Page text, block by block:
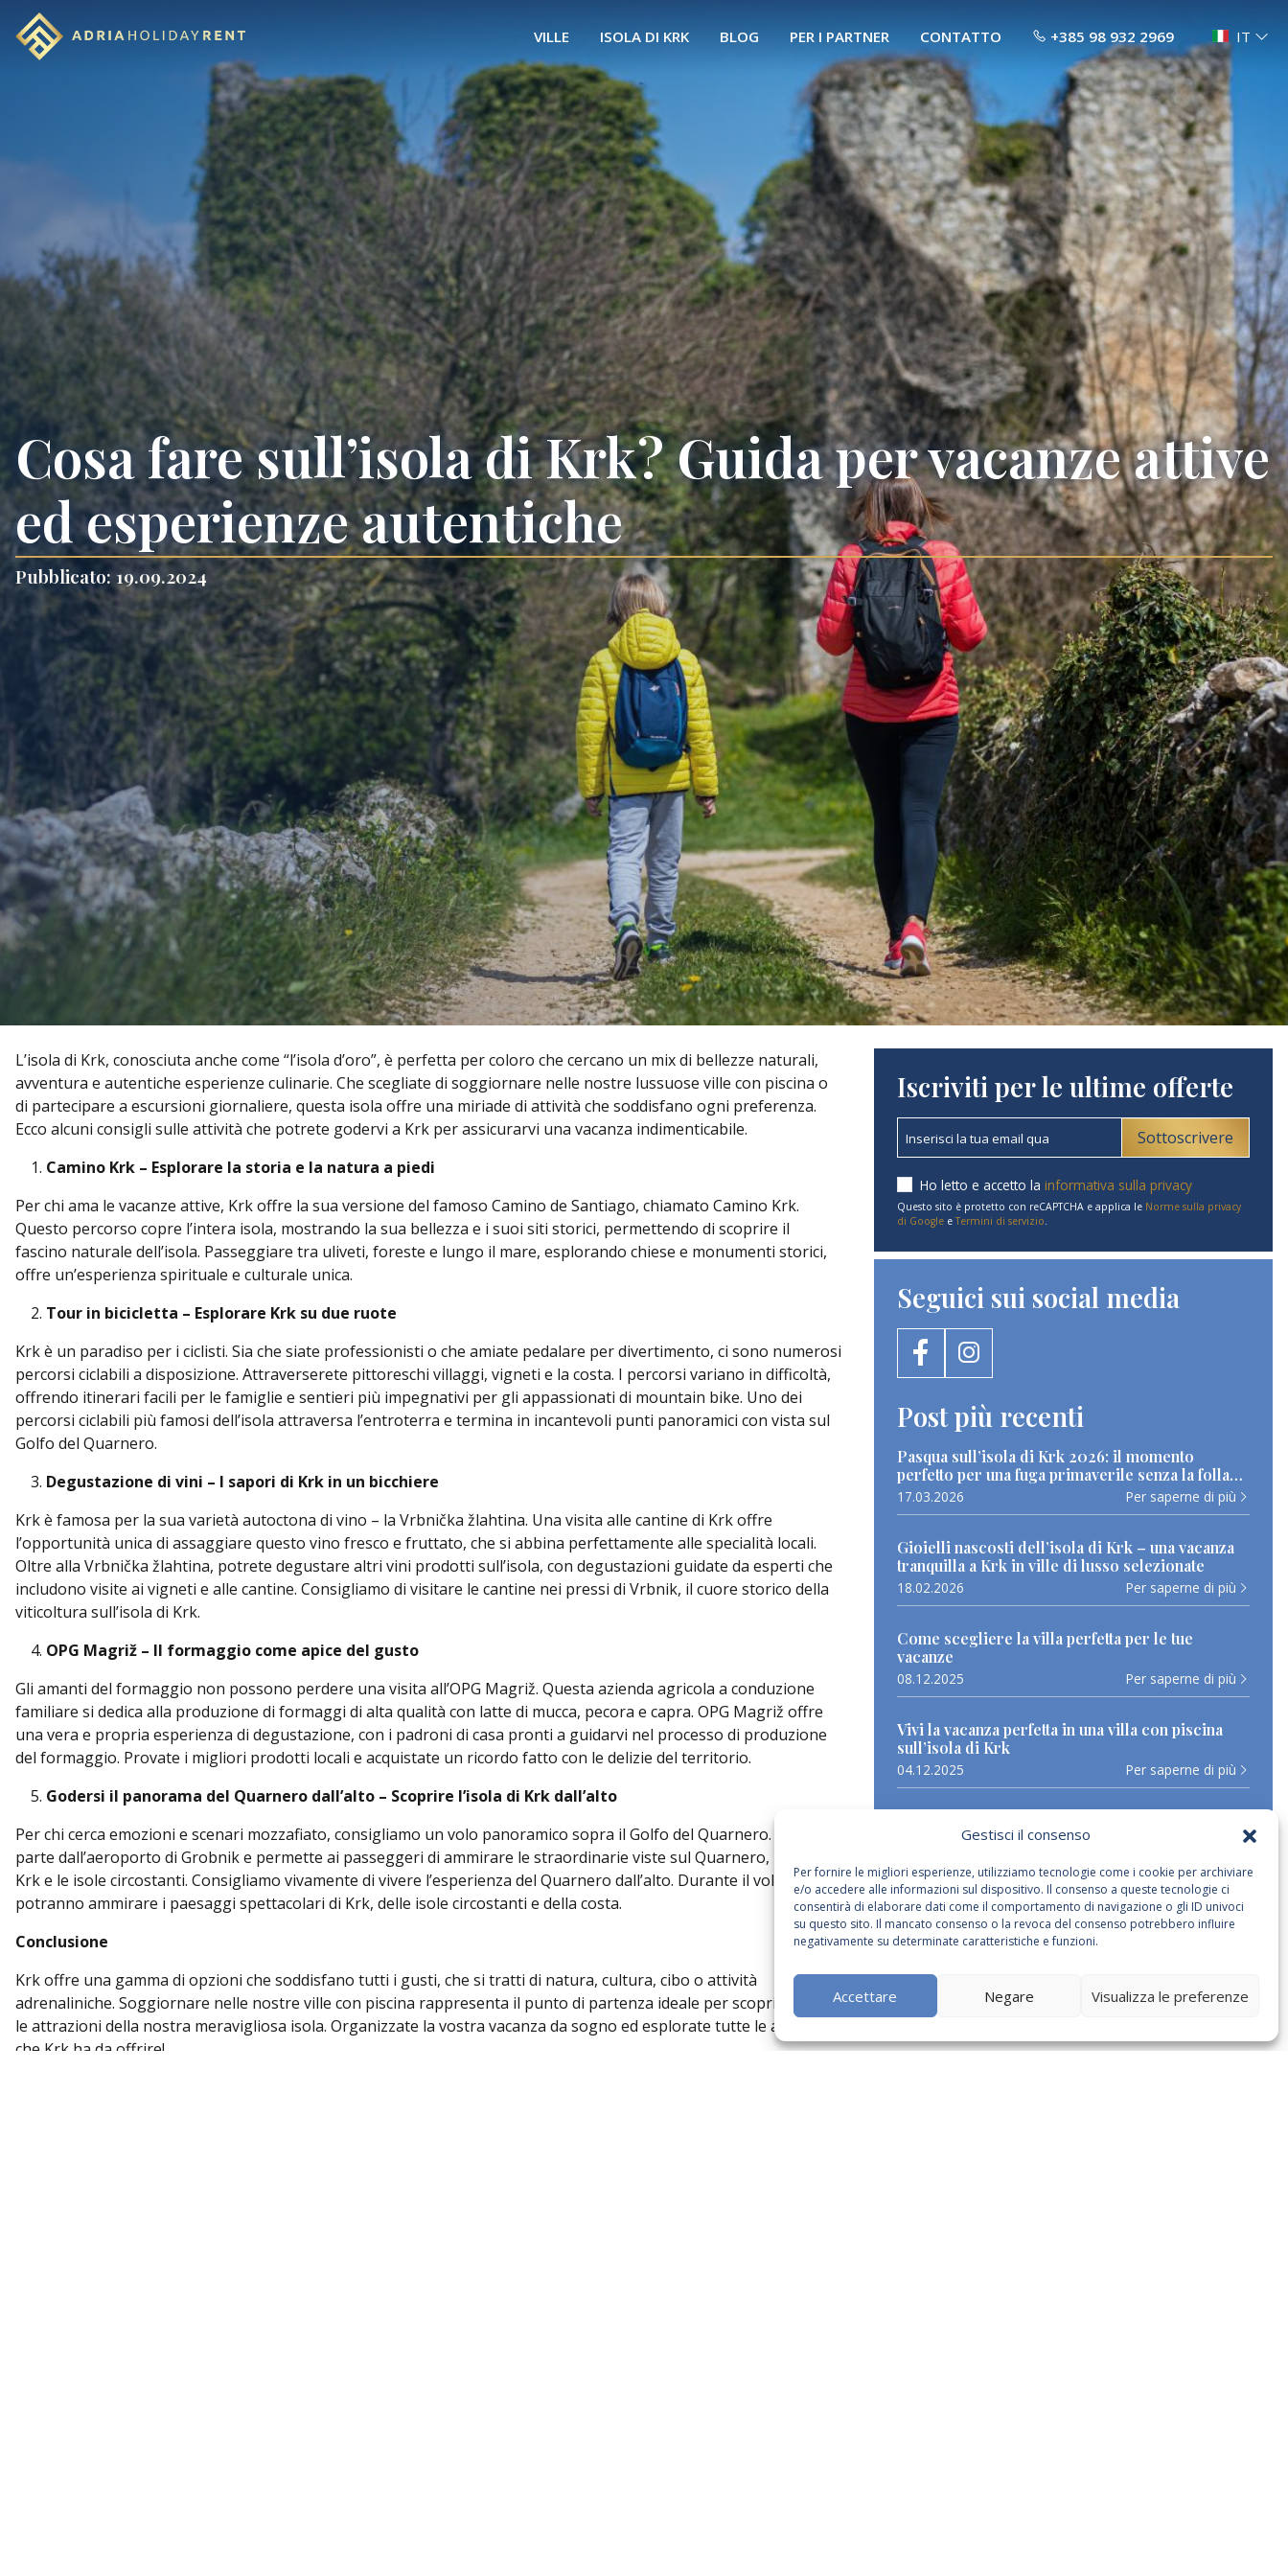
Gestisci il consenso
Per fornire le migliori esperienze, utilizziamo tecnologie come i cookie per archiviare
e/o accedere alle informazioni sul dispositivo. Il consenso a queste tecnologie ci
consentirà di elaborare dati come il comportamento di navigazione o gli ID univoci
su questo sito. Il mancato consenso o la revoca del consenso potrebbero influire
negativamente su determinate caratteristiche e funzioni.
Accettare Negare Visualizza le preferenze
VILLE ISOLA DI KRK BLOG PER I PARTNER CONTATTO +385 98 932 2969 IT
Cosa fare sull’isola di Krk? Guida per vacanze attive
ed esperienze autentiche
Pubblicato: 19.09.2024
L’isola di Krk, conosciuta anche come “l’isola d’oro”, è perfetta per coloro che cercano un mix di bellezze naturali,
avventura e autentiche esperienze culinarie. Che scegliate di soggiornare nelle nostre lussuose ville con piscina o
di partecipare a escursioni giornaliere, questa isola offre una miriade di attività che soddisfano ogni preferenza.
Ecco alcuni consigli sulle attività che potrete godervi a Krk per assicurarvi una vacanza indimenticabile.
Camino Krk – Esplorare la storia e la natura a piedi
Per chi ama le vacanze attive, Krk offre la sua versione del famoso Camino de Santiago, chiamato Camino Krk.
Questo percorso copre l’intera isola, mostrando la sua bellezza e i suoi siti storici, permettendo di scoprire il
fascino naturale dell’isola. Passeggiare tra uliveti, foreste e lungo il mare, esplorando chiese e monumenti storici,
offre un’esperienza spirituale e culturale unica.
Tour in bicicletta – Esplorare Krk su due ruote
Krk è un paradiso per i ciclisti. Sia che siate professionisti o che amiate pedalare per divertimento, ci sono numerosi
percorsi ciclabili a disposizione. Attraverserete pittoreschi villaggi, vigneti e la costa. I percorsi variano in difficoltà,
offrendo itinerari facili per le famiglie e sentieri più impegnativi per gli appassionati di mountain bike. Uno dei
percorsi ciclabili più famosi dell’isola attraversa l’entroterra e termina in incantevoli punti panoramici con vista sul
Golfo del Quarnero.
Degustazione di vini – I sapori di Krk in un bicchiere
Krk è famosa per la sua varietà autoctona di vino – la Vrbnička žlahtina. Una visita alle cantine di Krk offre
l’opportunità unica di assaggiare questo vino fresco e fruttato, che si abbina perfettamente alle specialità locali.
Oltre alla Vrbnička žlahtina, potrete degustare altri vini prodotti sull’isola, con degustazioni guidate da esperti che
includono visite ai vigneti e alle cantine. Consigliamo di visitare le cantine nei pressi di Vrbnik, il cuore storico della
viticoltura sull’isola di Krk.
OPG Magriž – Il formaggio come apice del gusto
Gli amanti del formaggio non possono perdere una visita all’OPG Magriž. Questa azienda agricola a conduzione
familiare si dedica alla produzione di formaggi di alta qualità con latte di mucca, pecora e capra. OPG Magriž offre
una vera e propria esperienza di degustazione, con i padroni di casa pronti a guidarvi nel processo di produzione
del formaggio. Provate i migliori prodotti locali e acquistate un ricordo fatto con le delizie del territorio.
Godersi il panorama del Quarnero dall’alto – Scoprire l’isola di Krk dall’alto
Per chi cerca emozioni e scenari mozzafiato, consigliamo un volo panoramico sopra il Golfo del Quarnero. Il volo
parte dall’aeroporto di Grobnik e permette ai passeggeri di ammirare le straordinarie viste sul Quarnero, l’isola di
Krk e le isole circostanti. Consigliamo vivamente di vivere l’esperienza del Quarnero dall’alto. Durante il volo, si
potranno ammirare i paesaggi spettacolari di Krk, delle isole circostanti e della costa.
Conclusione
Krk offre una gamma di opzioni che soddisfano tutti i gusti, che si tratti di natura, cultura, cibo o attività
adrenaliniche. Soggiornare nelle nostre ville con piscina rappresenta il punto di partenza ideale per scoprire tutte
le attrazioni della nostra meravigliosa isola. Organizzate la vostra vacanza da sogno ed esplorate tutte le attrazioni
che Krk ha da offrire!
Iscriviti per le ultime offerte
Sottoscrivere
Ho letto e accetto la informativa sulla privacy
Questo sito è protetto con reCAPTCHA e applica le Norme sulla privacy
di Google eTermini di servizio.
Seguici sui social media
Post più recenti
Pasqua sull’isola di Krk 2026: il momento
perfetto per una fuga primaverile senza la folla
estiva
17.03.2026 Per saperne di più
Gioielli nascosti dell’isola di Krk – una vacanza
tranquilla a Krk in ville di lusso selezionate
18.02.2026 Per saperne di più
Come scegliere la villa perfetta per le tue
vacanze
08.12.2025 Per saperne di più
Vivi la vacanza perfetta in una villa con piscina
sull’isola di Krk
04.12.2025 Per saperne di più
Vita Maris, Poljica